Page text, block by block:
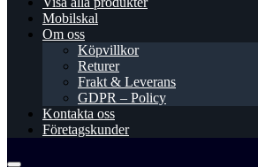
Mobilskal
Om oss
Köpvillkor
Returer
Frakt & Leverans
GDPR – Policy
Kontakta oss
Företagskunder